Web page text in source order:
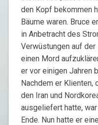
den Kopf bekommen
Bäume waren. Bruce
in Anbetracht des
Verwüstungen auf
einen Mord
er vor einigen Jahren
Nachdem er Klienten,
den Iran und
ausgeliefert hatte,
Ende. Nun hatte er